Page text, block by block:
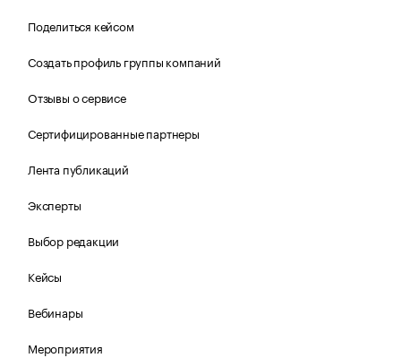
Поделиться кейсом
Создать профиль группы компаний
Отзывы о сервисе
Сертифицированные партнеры
Лента публикаций
Эксперты
Выбор редакции
Кейсы
Вебинары
Мероприятия